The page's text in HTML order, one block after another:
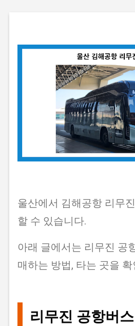
울산에서 김해공항 리무
할 수 있습니다.
아래 글에서는 리무진 공
매하는 방법, 타는 곳을
리무진 공항버